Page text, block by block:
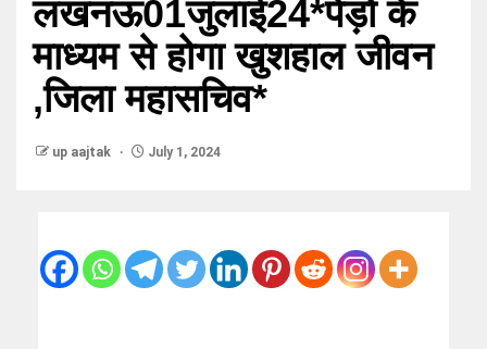
लखनऊ01जुलाई24*पेड़ो के
माध्यम से होगा खुशहाल जीवन
,जिला महासचिव*
up aajtak July 1, 2024